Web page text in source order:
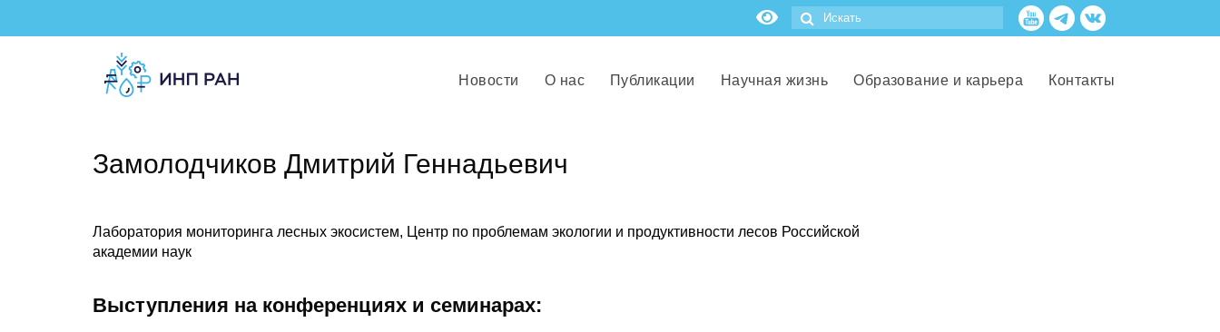
Новости О нас Публикации Научная жизнь Образование и карьера Контакты
Замолодчиков Дмитрий Геннадьевич
Лаборатория мониторинга лесных экосистем, Центр по проблемам экологии и продуктивности лесов Российской
академии наук
Выступления на конференциях и семинарах: